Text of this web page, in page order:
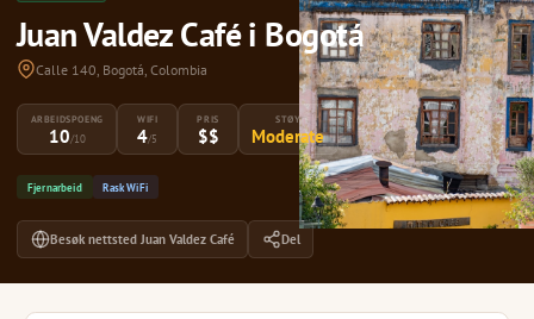
Juan Valdez Café i Bogotá
Calle 140, Bogotá, Colombia
ARBEIDSPOENG
10/10
WIFI
4/5
PRIS
$$
STØY
Moderate
Fjernarbeid Rask WiFi
Besøk nettsted Juan Valdez Café Del